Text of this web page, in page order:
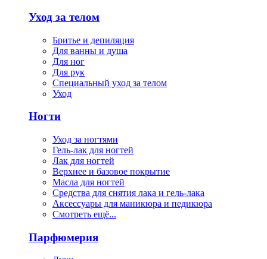
Уход за телом
Бритье и депиляция
Для ванны и душа
Для ног
Для рук
Специальный уход за телом
Уход
Ногти
Уход за ногтями
Гель-лак для ногтей
Лак для ногтей
Верхнее и базовое покрытие
Масла для ногтей
Средства для снятия лака и гель-лака
Аксессуары для маникюра и педикюра
Смотреть ещё...
Парфюмерия